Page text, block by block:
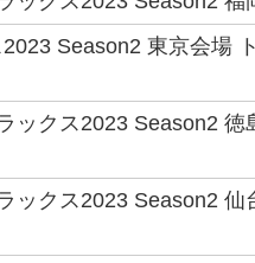
Season2 東京会場
ックス2023 Season2
ックス2023 Season2